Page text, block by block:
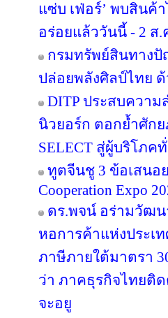
แซ่บ เฟ่อร์’ พบสินค้
อร่อยแล้ววันนี้ - 2 ส.
กรมทรัพย์สินทางปั
ปล่อยพลังศิลป์ไทย
DITP ประสบความ
นิวยอร์ก ตอกย้ำศักย
SELECT สู่ผู้บริโภค
ทูตจีนชู 3 ข้อเสนอ
Cooperation Expo
ดร.พจน์ อร่ามวัฒ
หอการค้าแห่งประเ
ภาษีภายใต้มาตรา
ว่า ภาคธุรกิจไทยติ
จะอยู